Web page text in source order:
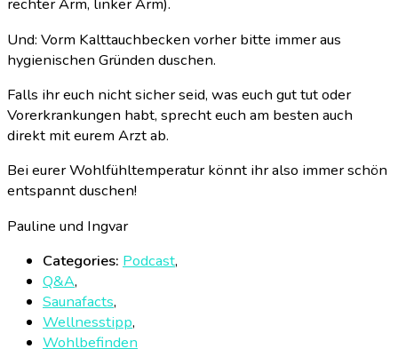
rechter Arm, linker Arm).
Und: Vorm Kalttauchbecken vorher bitte immer aus
hygienischen Gründen duschen.
Falls ihr euch nicht sicher seid, was euch gut tut oder
Vorerkrankungen habt, sprecht euch am besten auch
direkt mit eurem Arzt ab.
Bei eurer Wohlfühltemperatur könnt ihr also immer schön
entspannt duschen!
Pauline und Ingvar
Categories: Podcast,
Q&A,
Saunafacts,
Wellnesstipp,
Wohlbefinden